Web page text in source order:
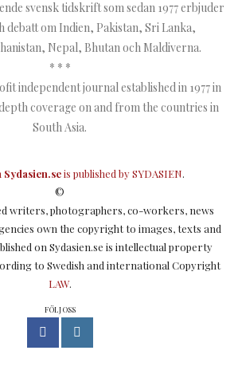
svensk tidskrift som sedan 1977 erbjuder
debatt om Indien, Pakistan, Sri Lanka,
Nepal, Bhutan och Maldiverna.
* * *
independent journal established in 1977 in
coverage on and from the countries in
South Asia.
Sydasien.seis published bySYDASIEN.
©
writers, photographers, co-workers, news
own the copyright to images, texts and
on Sydasien.se is intellectual property
to Swedish and international Copyright
LAW.
FÖLJ OSS